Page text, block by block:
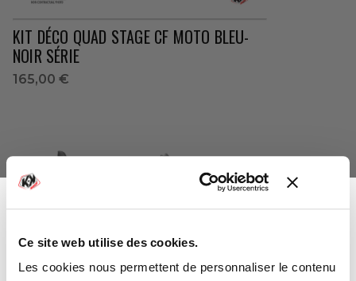
Ce site web utilise des cookies.
Les cookies nous permettent de personnaliser le contenu
KIT DÉCO QUAD STAGE CF MOTO BLEU-
NOIR SÉRIE
165,00 €